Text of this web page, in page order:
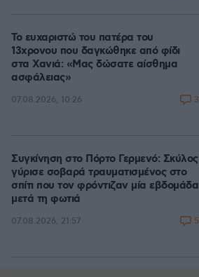
Το ευχαριστώ του πατέρα του
13χρονου που δαγκώθηκε από φίδι
στα Χανιά: «Μας δώσατε αίσθημα
ασφάλειας»
07.08.2026, 10:26 3
Συγκίνηση στο Πόρτο Γερμενό: Σκύλος
γύρισε σοβαρά τραυματισμένος στο
σπίτι που τον φρόντιζαν μία εβδομάδα
μετά τη φωτιά
07.08.2026, 21:57 5